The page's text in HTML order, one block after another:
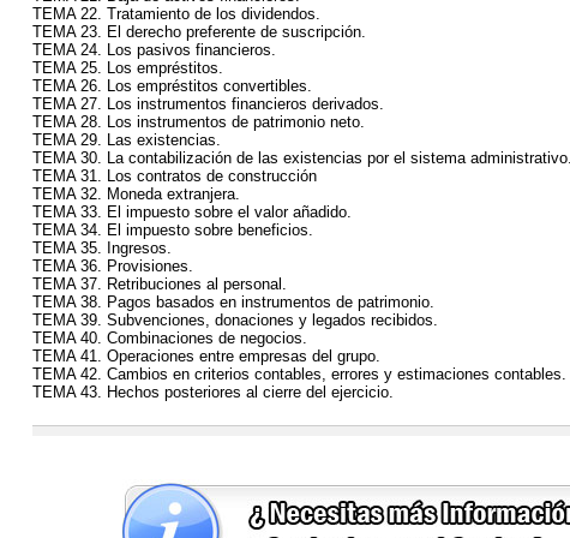
TEMA 22. Tratamiento de los dividendos.
TEMA 23. El derecho preferente de suscripción.
TEMA 24. Los pasivos financieros.
TEMA 25. Los empréstitos.
TEMA 26. Los empréstitos convertibles.
TEMA 27. Los instrumentos financieros derivados.
TEMA 28. Los instrumentos de patrimonio neto.
TEMA 29. Las existencias.
TEMA 30. La contabilización de las existencias por el sistema
TEMA 31. Los contratos de construcción
TEMA 32. Moneda extranjera.
TEMA 33. El impuesto sobre el valor añadido.
TEMA 34. El impuesto sobre beneficios.
TEMA 35. Ingresos.
TEMA 36. Provisiones.
TEMA 37. Retribuciones al personal.
TEMA 38. Pagos basados en instrumentos de patrimonio.
TEMA 39. Subvenciones, donaciones y legados recibidos.
TEMA 40. Combinaciones de negocios.
TEMA 41. Operaciones entre empresas del grupo.
TEMA 42. Cambios en criterios contables, errores y estimaciones contables.
TEMA 43. Hechos posteriores al cierre del ejercicio.